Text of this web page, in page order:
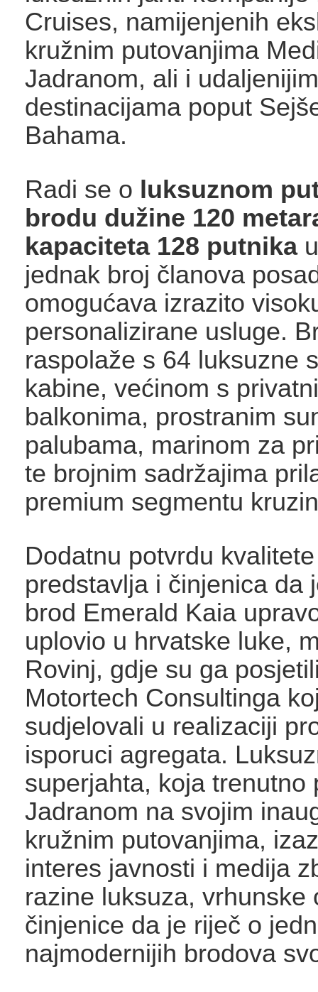
Cruises, namijenjenih
kružnim putovanjima
Jadranom, ali i udaljenijim
destinacijama poput
Bahama.
Radi se o luksuznom
brodu dužine 120
kapaciteta 128 putnika
jednak broj članova
omogućava izrazito
personalizirane usluge.
raspolaže s 64 luksuzne
kabine, većinom s
balkonima, prostranim
palubama, marinom za
te brojnim sadržajima
premium segmentu
Dodatnu potvrdu
predstavlja i činjenica da
brod Emerald Kaia
uplovio u hrvatske luke,
Rovinj, gdje su ga
Motortech Consultinga
sudjelovali u realizaciji
isporuci agregata.
superjahta, koja trenutno
Jadranom na svojim
kružnim putovanjima,
interes javnosti i medija
razine luksuza, vrhunske
činjenice da je riječ o
najmodernijih brodova